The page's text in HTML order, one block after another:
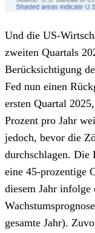
Und die US-
zweiten Quartals
Berücksichtigung
Fed nun einen
ersten Quartal
Prozent pro Jahr
jedoch, bevor die
durchschlagen. Die
eine 45-prozentige
diesem Jahr
gesamte Jahr).